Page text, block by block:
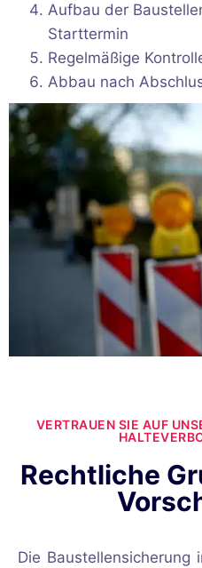
Aufbau der
Starttermin
Regelmäßige
Abbau nach
VERTRAUEN SIE AUF
Rechtliche
Die Baustellensicherung